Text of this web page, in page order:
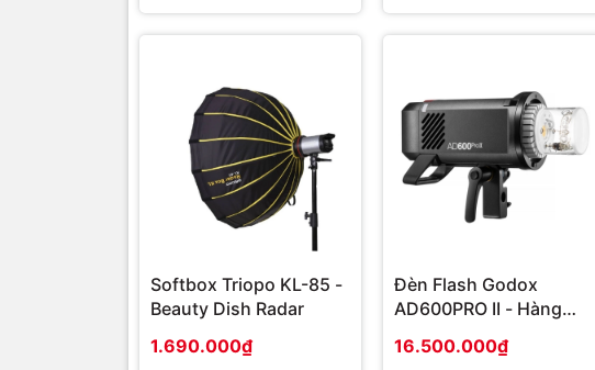
Softbox Triopo KL-85 -
Beauty Dish Radar
1.690.000₫
Đèn Flash Godox
AD600PRO II - Hàng
16.500.000₫